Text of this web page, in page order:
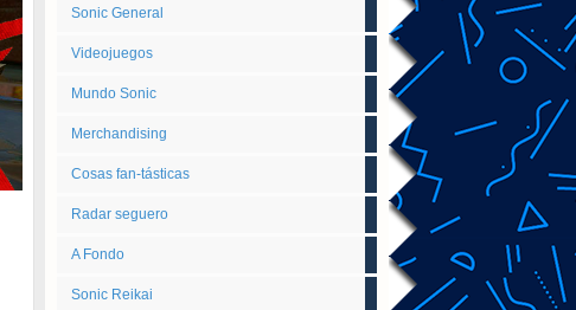
Sonic General
Videojuegos
Mundo Sonic
Merchandising
Cosas fan-tásticas
Radar seguero
A Fondo
Sonic Reikai